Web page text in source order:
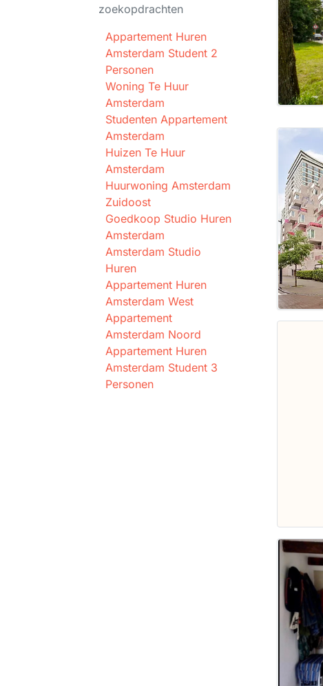
zoekopdrachten
Appartement Huren
Amsterdam Student 2
Personen
Woning Te Huur
Amsterdam
Studenten Appartement
Amsterdam
Huizen Te Huur
Amsterdam
Huurwoning Amsterdam
Zuidoost
Goedkoop Studio Huren
Amsterdam
Amsterdam Studio
Huren
Appartement Huren
Amsterdam West
Appartement
Amsterdam Noord
Appartement Huren
Amsterdam Student 3
Personen